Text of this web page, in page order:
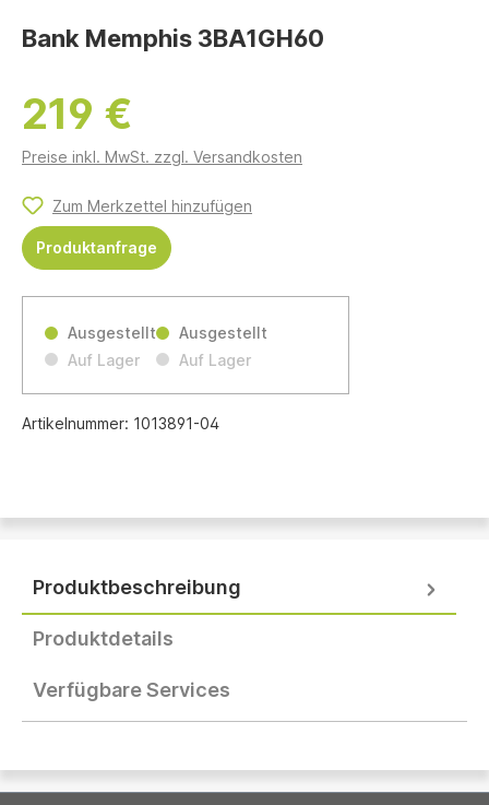
Bank Memphis 3BA1GH60
219 €
Preise inkl. MwSt. zzgl. Versandkosten
Zum Merkzettel hinzufügen
Produktanfrage
Ausgestellt
Auf Lager
Ausgestellt
Auf Lager
Artikelnummer: 1013891-04
Produktbeschreibung
Produktdetails
Verfügbare Services